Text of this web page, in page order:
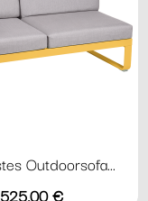
Outdoorsofa...
€